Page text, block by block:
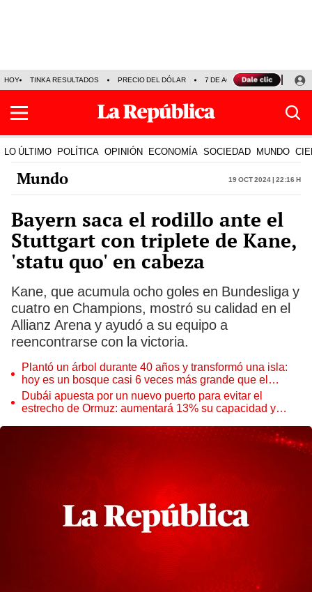
HOY TINKA RESULTADOS PRECIO DEL DÓLAR 7 DE AGOSTO OLLANTA
LO ÚLTIMO POLÍTICA OPINIÓN ECONOMÍA SOCIEDAD MUNDO
Mundo 19 Oct 2024 | 22:16 h
Bayern saca el rodillo ante el
Stuttgart con triplete de Kane,
'statu quo' en cabeza
Kane, que acumula ocho goles en Bundesliga y
cuatro en Champions, mostró su calidad en el
Allianz Arena y ayudó a su equipo a
reencontrarse con la victoria.
Plantó un árbol durante 40 años y transformó una isla:
hoy es un bosque casi 6 veces más grande que el
Parque de las Leyendas
Dubái apuesta por un nuevo puerto para evitar el
estrecho de Ormuz: aumentará 13% su capacidad y